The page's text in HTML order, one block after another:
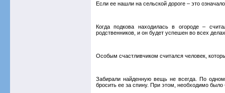
Если ее нашли на сельской дороге – это
Когда подкова находилась в огороде –
родственников, и он будет успешен во всех
Особым счастливчиком считался человек,
Забирали найденную вещь не всегда. По
бросить ее за спину. При этом, необходимо